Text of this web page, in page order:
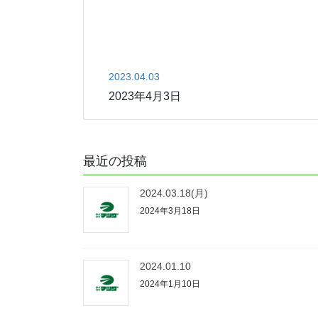
2023.04.03
2023年4月3日
最近の投稿
2024.03.18(月)
2024年3月18日
2024.01.10
2024年1月10日